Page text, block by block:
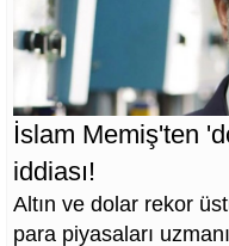
İslam Memiş'ten
iddiası!
Altın ve dolar rekor
para piyasaları